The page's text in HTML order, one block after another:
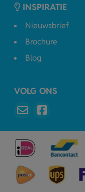
INSPIRATIE
Nieuwsbrief
Brochure
Blog
VOLG ONS